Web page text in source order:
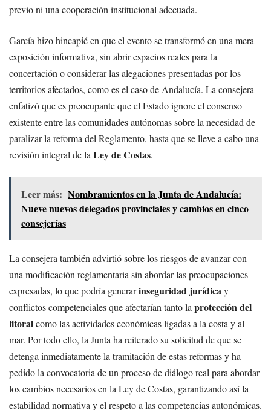
previo ni una cooperación institucional adecuada.
García hizo hincapié en que el evento se transformó en una mera
exposición informativa, sin abrir espacios reales para la
concertación o considerar las alegaciones presentadas por los
territorios afectados, como es el caso de Andalucía. La consejera
enfatizó que es preocupante que el Estado ignore el consenso
existente entre las comunidades autónomas sobre la necesidad de
paralizar la reforma del Reglamento, hasta que se lleve a cabo una
revisión integral de la Ley de Costas.
Leer más: Nombramientos en la Junta de Andalucía:
Nueve nuevos delegados provinciales y cambios en cinco
consejerías
La consejera también advirtió sobre los riesgos de avanzar con
una modificación reglamentaria sin abordar las preocupaciones
expresadas, lo que podría generarinseguridad jurídicay
conflictos competenciales que afectarían tanto la protección del
litoralcomo las actividades económicas ligadas a la costa y al
mar. Por todo ello, la Junta ha reiterado su solicitud de que se
detenga inmediatamente la tramitación de estas reformas y ha
pedido la convocatoria de un proceso de diálogo real para abordar
los cambios necesarios en la Ley de Costas, garantizando así la
estabilidad normativa y el respeto a las competencias autonómicas.